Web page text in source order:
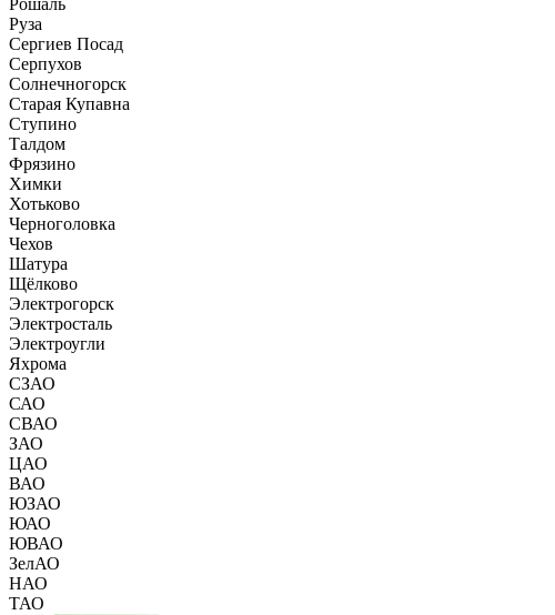
Рошаль
Руза
Сергиев Посад
Серпухов
Солнечногорск
Старая Купавна
Ступино
Талдом
Фрязино
Химки
Хотьково
Черноголовка
Чехов
Шатура
Щёлково
Электрогорск
Электросталь
Электроугли
Яхрома
СЗАО
САО
СВАО
ЗАО
ЦАО
ВАО
ЮЗАО
ЮАО
ЮВАО
ЗелАО
НАО
ТАО